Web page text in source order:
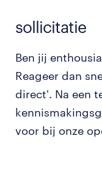
sollicitatie
Ben jij
Reageer dan
direct'. Na een
voor bij onze